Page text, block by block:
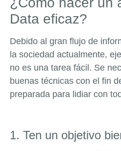
Data eficaz?
Debido al gran flujo de
la sociedad actualmente,
no es una tarea fácil. Se
buenas técnicas con el fin
preparada para lidiar con
1. Ten un objetivo